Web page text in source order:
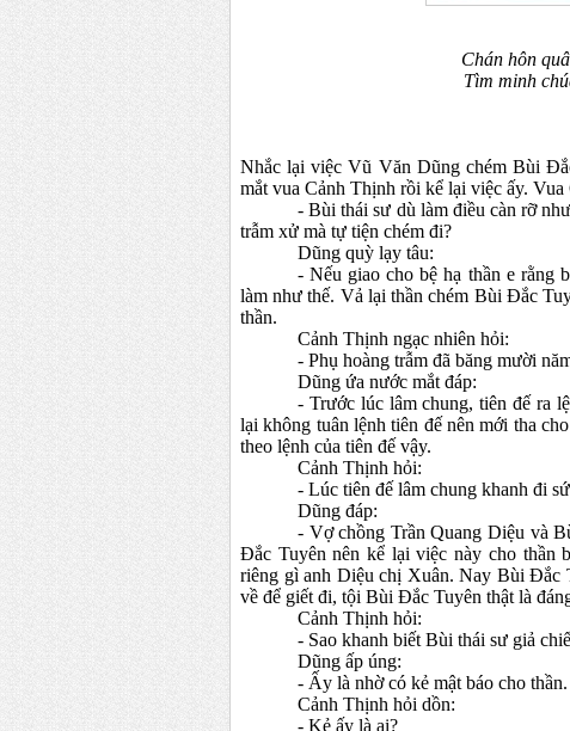
Chán hôn
Tìm minh
Nhắc lại việc Vũ Văn Dũng chém Bùi
mắt vua Cảnh Thịnh rồi kể lại việc ấy.
- Bùi thái sư dù làm điều càn rỡ
trẫm xử mà tự tiện chém đi?
Dũng quỳ lạy tâu:
- Nếu giao cho bệ hạ thần e rằng
làm như thế. Vả lại thần chém Bùi Đắc
thần.
Cảnh Thịnh ngạc nhiên hỏi:
- Phụ hoàng trẫm đã băng mười
Dũng ứa nước mắt đáp:
- Trước lúc lâm chung, tiên đế ra
lại không tuân lệnh tiên đế nên mới tha
theo lệnh của tiên đế vậy.
Cảnh Thịnh hỏi:
- Lúc tiên đế lâm chung khanh đi
Dũng đáp:
- Vợ chồng Trần Quang Diệu và
Đắc Tuyên nên kể lại việc này cho thần
riêng gì anh Diệu chị Xuân. Nay Bùi Đắc
về để giết đi, tội Bùi Đắc Tuyên thật là
Cảnh Thịnh hỏi:
- Sao khanh biết Bùi thái sư giả
Dũng ấp úng:
- Ấy là nhờ có kẻ mật báo cho thần.
Cảnh Thịnh hỏi dồn:
- Kẻ ấy là ai?